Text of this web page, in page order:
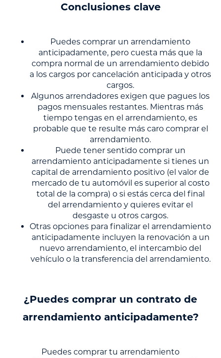
Conclusiones clave
Puedes comprar un arrendamiento
anticipadamente, pero cuesta más que la
compra normal de un arrendamiento debido
a los cargos por cancelación anticipada y otros
cargos.
Algunos arrendadores exigen que pagues los
pagos mensuales restantes. Mientras más
tiempo tengas en el arrendamiento, es
probable que te resulte más caro comprar el
arrendamiento.
Puede tener sentido comprar un
arrendamiento anticipadamente si tienes un
capital de arrendamiento positivo (el valor de
mercado de tu automóvil es superior al costo
total de la compra) o si estás cerca del final
del arrendamiento y quieres evitar el
desgaste u otros cargos.
Otras opciones para finalizar el arrendamiento
anticipadamente incluyen la renovación a un
nuevo arrendamiento, el intercambio del
vehículo o la transferencia del arrendamiento.
¿Puedes comprar un contrato de
arrendamiento anticipadamente?
Puedes comprar tu arrendamiento